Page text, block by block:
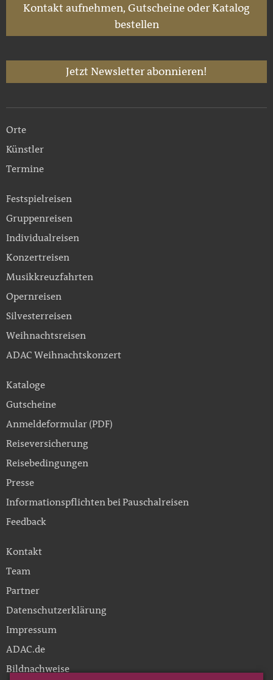
Kontakt aufnehmen, Gutscheine oder Katalog
bestellen
Jetzt Newsletter abonnieren!
Orte
Künstler
Termine
Festspielreisen
Gruppenreisen
Individualreisen
Konzertreisen
Musikkreuzfahrten
Opernreisen
Silvesterreisen
Weihnachtsreisen
ADAC Weihnachtskonzert
Kataloge
Gutscheine
Anmeldeformular (PDF)
Reiseversicherung
Reisebedingungen
Presse
Informationspflichten bei Pauschalreisen
Feedback
Kontakt
Team
Partner
Datenschutzerklärung
Impressum
ADAC.de
Bildnachweise